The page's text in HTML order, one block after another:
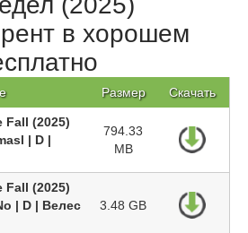
в хорошем
Размер Скачать
Fall (2025)
| D |
794.33
MB
Fall (2025)
| D | Велес
3.48 GB